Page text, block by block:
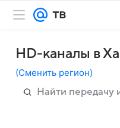
HD-каналы в
(Сменить регион)